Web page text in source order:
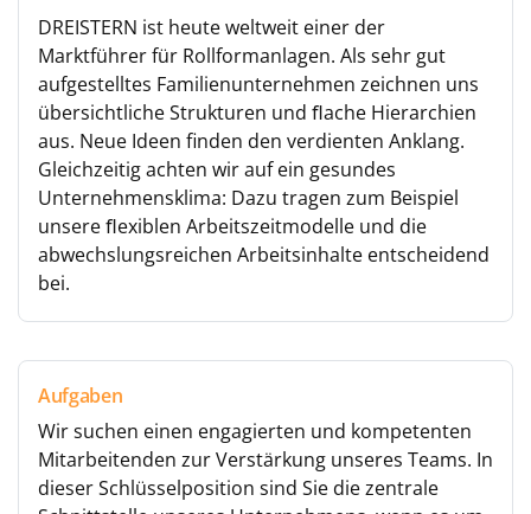
DREISTERN ist heute weltweit einer der
Marktführer für Rollformanlagen. Als sehr gut
aufgestelltes Familienunternehmen zeichnen uns
übersichtliche Strukturen und ﬂache Hierarchien
aus. Neue Ideen finden den verdienten Anklang.
Gleichzeitig achten wir auf ein gesundes
Unternehmensklima: Dazu tragen zum Beispiel
unsere ﬂexiblen Arbeitszeitmodelle und die
abwechslungsreichen Arbeitsinhalte entscheidend
bei.
Aufgaben
Wir suchen einen engagierten und kompetenten
Mitarbeitenden zur Verstärkung unseres Teams. In
dieser Schlüsselposition sind Sie die zentrale